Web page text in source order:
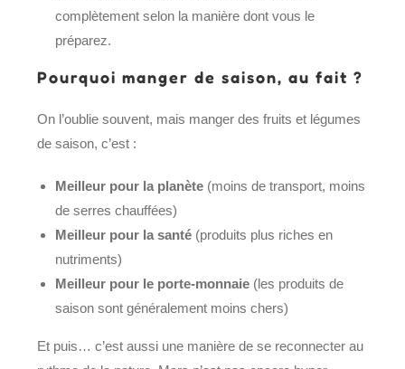
complètement selon la manière dont vous le
préparez.
Pourquoi manger de saison, au fait ?
On l’oublie souvent, mais manger des fruits et légumes
de saison, c’est :
Meilleur pour la planète (moins de transport, moins
de serres chauffées)
Meilleur pour la santé (produits plus riches en
nutriments)
Meilleur pour le porte-monnaie (les produits de
saison sont généralement moins chers)
Et puis… c’est aussi une manière de se reconnecter au